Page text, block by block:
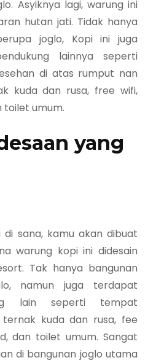
Asyiknya lagi, warung ini
hutan jati. Tidak hanya
joglo, Kopi ini juga
lainnya seperti
di atas rumput nan
kuda dan rusa, free wifi,
toilet umum.
yang
di sana, kamu akan dibuat
warung kopi ini didesain
Tak hanya bangunan
namun juga terdapat
lain seperti tempat
kuda dan rusa, fee
dan toilet umum. Sangat
di bangunan joglo utama